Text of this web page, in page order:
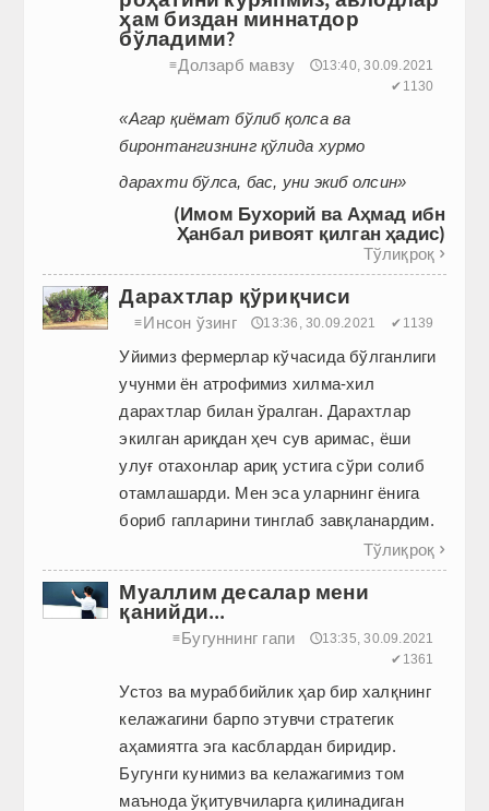
ҳам биздан миннатдор
бўладими?
≡Долзарб мавзу
🕔13:40, 30.09.2021
✔1130
«Агар қиёмат бўлиб қолса ва
биронтангизнинг қўлида хурмо
дарахти бўлса, бас, уни экиб олсин»
(Имом Бухорий ва Аҳмад ибн
Ҳанбал ривоят қилган ҳадис)
Тўлиқроқ 
Дарахтлар қўриқчиси
≡Инсон ўзинг 🕔13:36, 30.09.2021 ✔1139
Уйимиз фермерлар кўчасида бўлганлиги
учунми ён атрофимиз хилма-хил
дарахтлар билан ўралган. Дарахтлар
экилган ариқдан ҳеч сув аримас, ёши
улуғ отахонлар ариқ устига сўри солиб
отамлашарди. Мен эса уларнинг ёнига
бориб гапларини тинглаб завқланардим.
Тўлиқроқ 
Муаллим десалар мени
қанийди...
≡Бугуннинг гапи
🕔13:35, 30.09.2021
✔1361
Устоз ва мураббийлик ҳар бир халқнинг
келажагини барпо этувчи стратегик
аҳамиятга эга касблардан биридир.
Бугунги кунимиз ва келажагимиз том
маънода ўқитувчиларга қилинадиган